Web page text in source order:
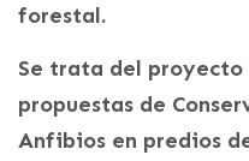
forestal.
Se trata del proyecto
propuestas de
Anfibios en predios